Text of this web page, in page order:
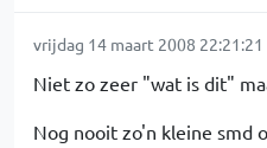
vrijdag 14 maart 2008 22:21:21
Niet zo zeer "wat is dit"
Nog nooit zo'n kleine smd